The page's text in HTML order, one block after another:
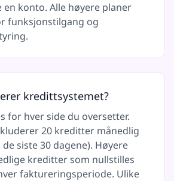
konto. Alle høyere planer
funksjonstilgang og
kredittsystemet?
for hver side du oversetter.
20 kreditter månedlig
siste 30 dagene). Høyere
kreditter som nullstilles
faktureringsperiode. Ulike